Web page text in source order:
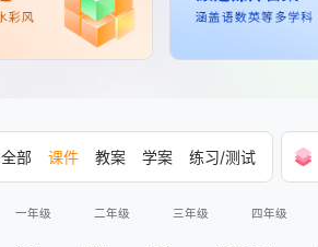
全部 课件 教案 学案 练习/测试
一年级 二年级 三年级 四年级